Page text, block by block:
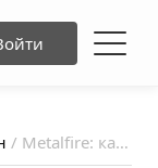
/ Metalfire: камины ручной работы премиум-класса. 100% настраиваемый и сделанный в Бельгии